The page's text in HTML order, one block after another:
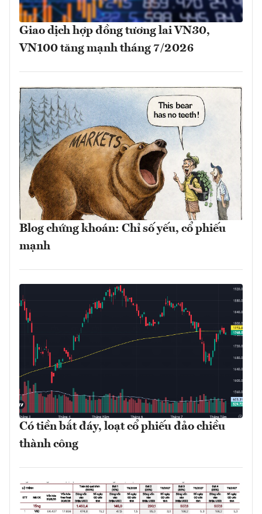
Giao dịch hợp đồng tương lai VN30,
VN100 tăng mạnh tháng 7/2026
Blog chứng khoán: Chỉ số yếu, cổ phiếu
mạnh
Có tiền bắt đáy, loạt cổ phiếu đảo chiều
thành công